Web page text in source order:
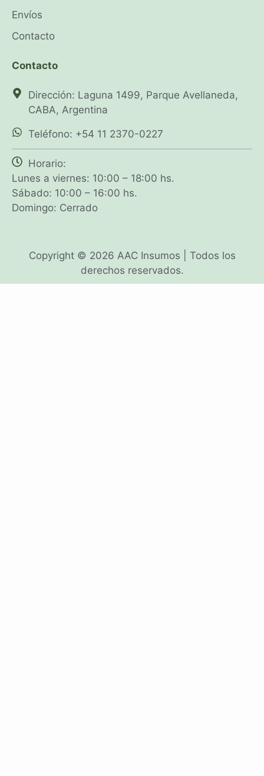
Envíos
Contacto
Contacto
Dirección: Laguna 1499, Parque Avellaneda,
CABA, Argentina
Teléfono: +54 11 2370-0227
Horario:
Lunes a viernes: 10:00 – 18:00 hs.
Sábado: 10:00 – 16:00 hs.
Domingo: Cerrado
Copyright © 2026 AAC Insumos | Todos los
derechos reservados.